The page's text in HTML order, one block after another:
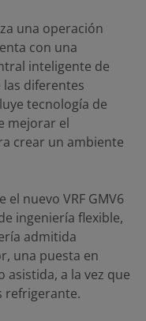
una operación
con una
inteligente de
diferentes
tecnología de
mejorar el
crear un ambiente
nuevo VRF GMV6
ingeniería flexible,
admitida
una puesta en
a la vez que
refrigerante.